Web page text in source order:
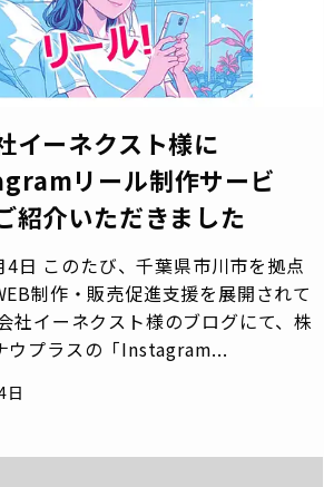
イーネクスト様に
リール制作サービ
紹介いただきました
日 このたび、千葉県市川市を拠点
制作・販売促進支援を展開されて
社イーネクスト様のブログにて、株
ウプラスの「Instagram...
日